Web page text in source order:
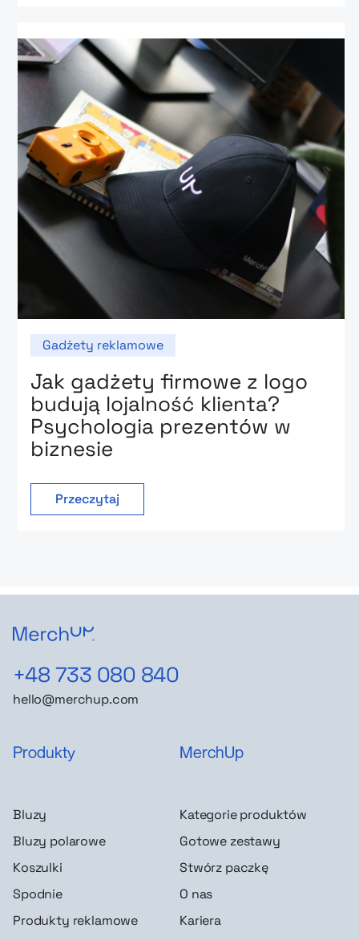
Gadżety reklamowe
Jak gadżety firmowe z logo
budują lojalność klienta?
Psychologia prezentów w
biznesie
Przeczytaj
+48 733 080 840
hello@merchup.com
Produkty
Bluzy
Bluzy polarowe
Koszulki
Spodnie
Produkty reklamowe
MerchUp
Kategorie produktów
Gotowe zestawy
Stwórz paczkę
O nas
Kariera